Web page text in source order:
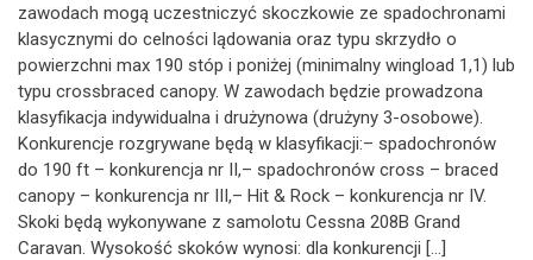
zawodach mogą uczestniczyć skoczkowie ze spadochronami
klasycznymi do celności lądowania oraz typu skrzydło o
powierzchni max 190 stóp i poniżej (minimalny wingload 1,1) lub
typu crossbraced canopy. W zawodach będzie prowadzona
klasyfikacja indywidualna i drużynowa (drużyny 3-osobowe).
Konkurencje rozgrywane będą w klasyfikacji:– spadochronów
do 190 ft – konkurencja nr II,– spadochronów cross – braced
canopy – konkurencja nr III,– Hit & Rock – konkurencja nr IV.
Skoki będą wykonywane z samolotu Cessna 208B Grand
Caravan. Wysokość skoków wynosi: dla konkurencji […]